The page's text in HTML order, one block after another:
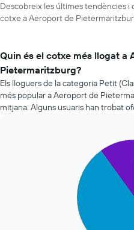
Descobreix les últimes tendències i
cotxe a Aeroport de
Quin és el cotxe més llogat a
Pietermaritzburg?
Els lloguers de la categoria Petit
més popular a Aeroport de
mitjana. Alguns usuaris han trobat